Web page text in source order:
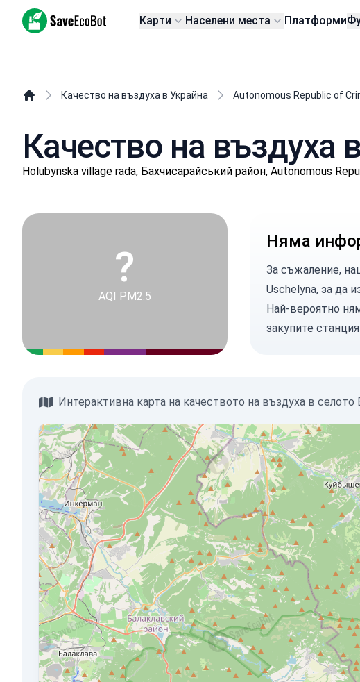
SaveEcoBot Карти Населени места Платформи
Качество на въздуха в Украйна Autonomous Republic of
Качество на въздуха
Holubynska village rada, Бахчисарайський район, Autonomous
?
AQI PM2.5
Няма
За съжаление,
Uschelyna, за да
Най-вероятно
закупите станция
Интерактивна карта на качеството на въздуха в селото